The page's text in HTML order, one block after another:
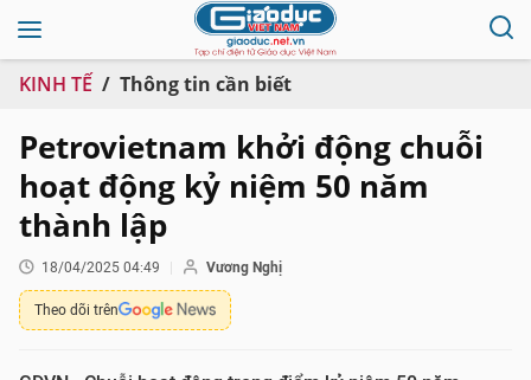
KINH TẾ Thông tin cần biết
Petrovietnam khởi động chuỗi
hoạt động kỷ niệm 50 năm
thành lập
18/04/2025 04:49 Vương Nghị
Theo dõi trên